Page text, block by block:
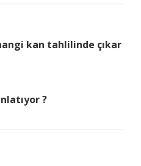
kan tahlilinde çıkar
?